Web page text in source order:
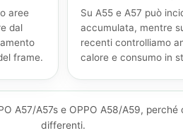
aree
dal
frame.
Su A55 e A57 può
accumulata, mentre
recenti controlliamo
calore e consumo in
A57/A57s e OPPO A58/A59,
differenti.